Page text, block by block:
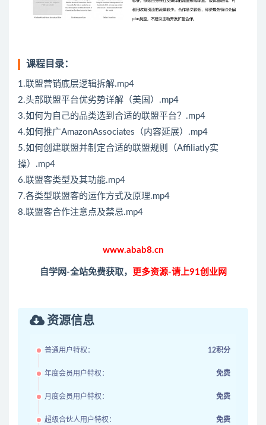
课程目录：
1.联盟营销底层逻辑拆解.mp4
2.头部联盟平台优劣势详解（美国）.mp4
3.如何为自己的品类选到合适的联盟平台？.mp4
4.如何推广AmazonAssociates（内容延展）.mp4
5.如何创建联盟并制定合适的联盟规则（Affiliatly实
操）.mp4
6.联盟客类型及其功能.mp4
7.各类型联盟客的运作方式及原理.mp4
8.联盟客合作注意点及禁忌.mp4
www.abab8.cn
自学网-全站免费获取， 更多资源-请上91创业网
资源信息
普通用户特权： 12积分
年度会员用户特权： 免费
月度会员用户特权： 免费
超级合伙人用户特权： 免费